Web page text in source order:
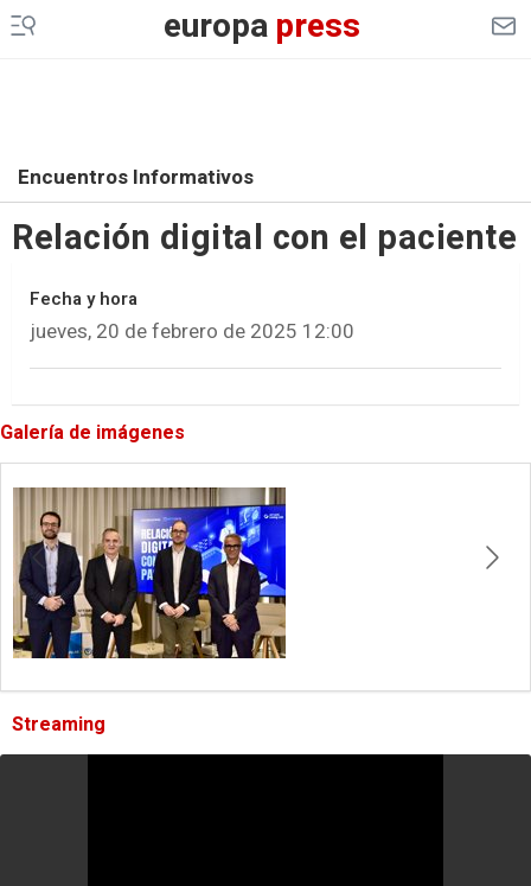
europapress
Encuentros Informativos
Relación digital con el paciente
Fecha y hora
jueves, 20 de febrero de 2025 12:00
Galería de imágenes
Streaming